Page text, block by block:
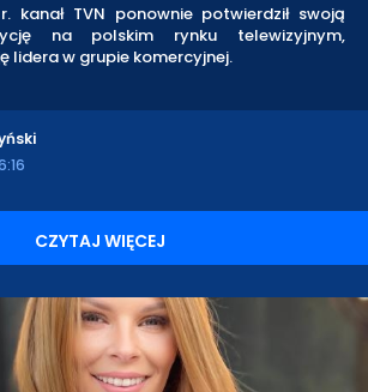
kanał TVN ponownie potwierdził swoją
na polskim rynku telewizyjnym,
lidera w grupie komercyjnej.
CZYTAJ WIĘCEJ